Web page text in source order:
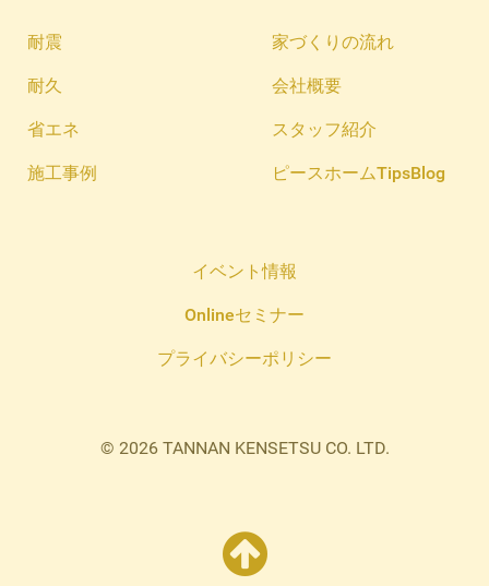
耐震
耐久
省エネ
施工事例
家づくりの流れ
会社概要
スタッフ紹介
ピースホームTipsBlog
イベント情報
Onlineセミナー
プライバシーポリシー
© 2026 TANNAN KENSETSU CO. LTD.